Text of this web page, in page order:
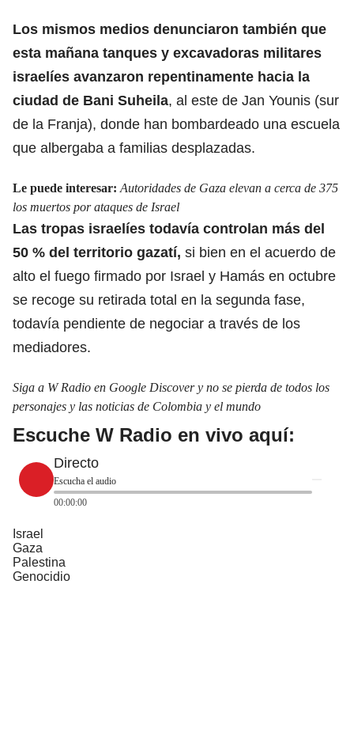
Los mismos medios denunciaron también que
esta mañana tanques y excavadoras militares
israelíes avanzaron repentinamente hacia la
ciudad de Bani Suheila, al este de Jan Younis (sur
de la Franja), donde han bombardeado una escuela
que albergaba a familias desplazadas.
Le puede interesar: Autoridades de Gaza elevan a cerca de 375
los muertos por ataques de Israel
Las tropas israelíes todavía controlan más del
50 % del territorio gazatí, si bien en el acuerdo de
alto el fuego firmado por Israel y Hamás en octubre
se recoge su retirada total en la segunda fase,
todavía pendiente de negociar a través de los
mediadores.
Siga a W Radio en Google Discover y no se pierda de todos los
personajes y las noticias de Colombia y el mundo
Escuche W Radio en vivo aquí:
Directo
Escucha el audio
00:00:00
Israel
Gaza
Palestina
Genocidio